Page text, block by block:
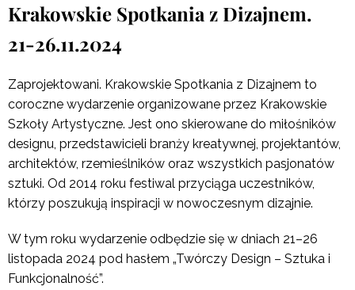
Krakowskie Spotkania z Dizajnem.
21-26.11.2024
Zaprojektowani. Krakowskie Spotkania z Dizajnem to
coroczne wydarzenie organizowane przez Krakowskie
Szkoły Artystyczne. Jest ono skierowane do miłośników
designu, przedstawicieli branży kreatywnej, projektantów,
architektów, rzemieślników oraz wszystkich pasjonatów
sztuki. Od 2014 roku festiwal przyciąga uczestników,
którzy poszukują inspiracji w nowoczesnym dizajnie.
W tym roku wydarzenie odbędzie się w dniach 21–26
listopada 2024 pod hasłem „Twórczy Design – Sztuka i
Funkcjonalność”.